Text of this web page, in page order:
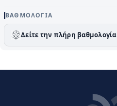
ΒΑΘΜΟΛΟΓΊΑ
Δείτε την πλήρη βαθμολογία